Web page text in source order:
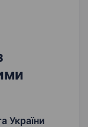
України